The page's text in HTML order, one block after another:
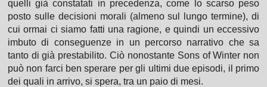
quelli già constatati in precedenza, come lo scarso peso
posto sulle decisioni morali (almeno sul lungo termine), di
cui ormai ci siamo fatti una ragione, e quindi un eccessivo
imbuto di conseguenze in un percorso narrativo che sa
tanto di già prestabilito. Ciò nonostante Sons of Winter non
può non farci ben sperare per gli ultimi due episodi, il primo
dei quali in arrivo, si spera, tra un paio di mesi.